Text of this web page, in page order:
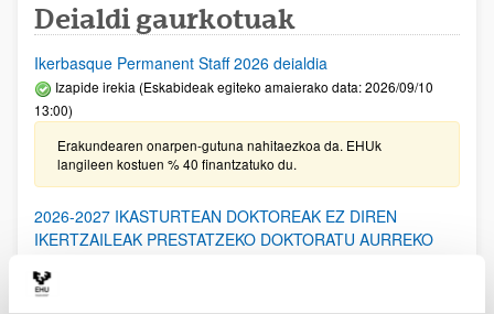
Deialdi gaurkotuak
Ikerbasque Permanent Staff 2026 deialdia
Izapide irekia (Eskabideak egiteko amaierako data: 2026/09/10
13:00)
Erakundearen onarpen-gutuna nahitaezkoa da. EHUk
langileen kostuen % 40 finantzatuko du.
2026-2027 IKASTURTEAN DOKTOREAK EZ DIREN
IKERTZAILEAK PRESTATZEKO DOKTORATU AURREKO
berriztapenak (Eusko Jaurlaritza)
Aurkezteko epea itxita: 2026/06/19 - 2026/07/20